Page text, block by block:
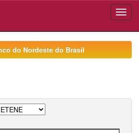
do Nordeste do Brasil